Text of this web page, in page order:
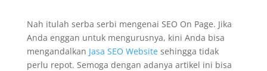
Nah itulah serba serbi mengenai SEO On Page. Jika
Anda enggan untuk mengurusnya, kini Anda bisa
mengandalkan Jasa SEO Websitesehingga tidak
perlu repot. Semoga dengan adanya artikel ini bisa